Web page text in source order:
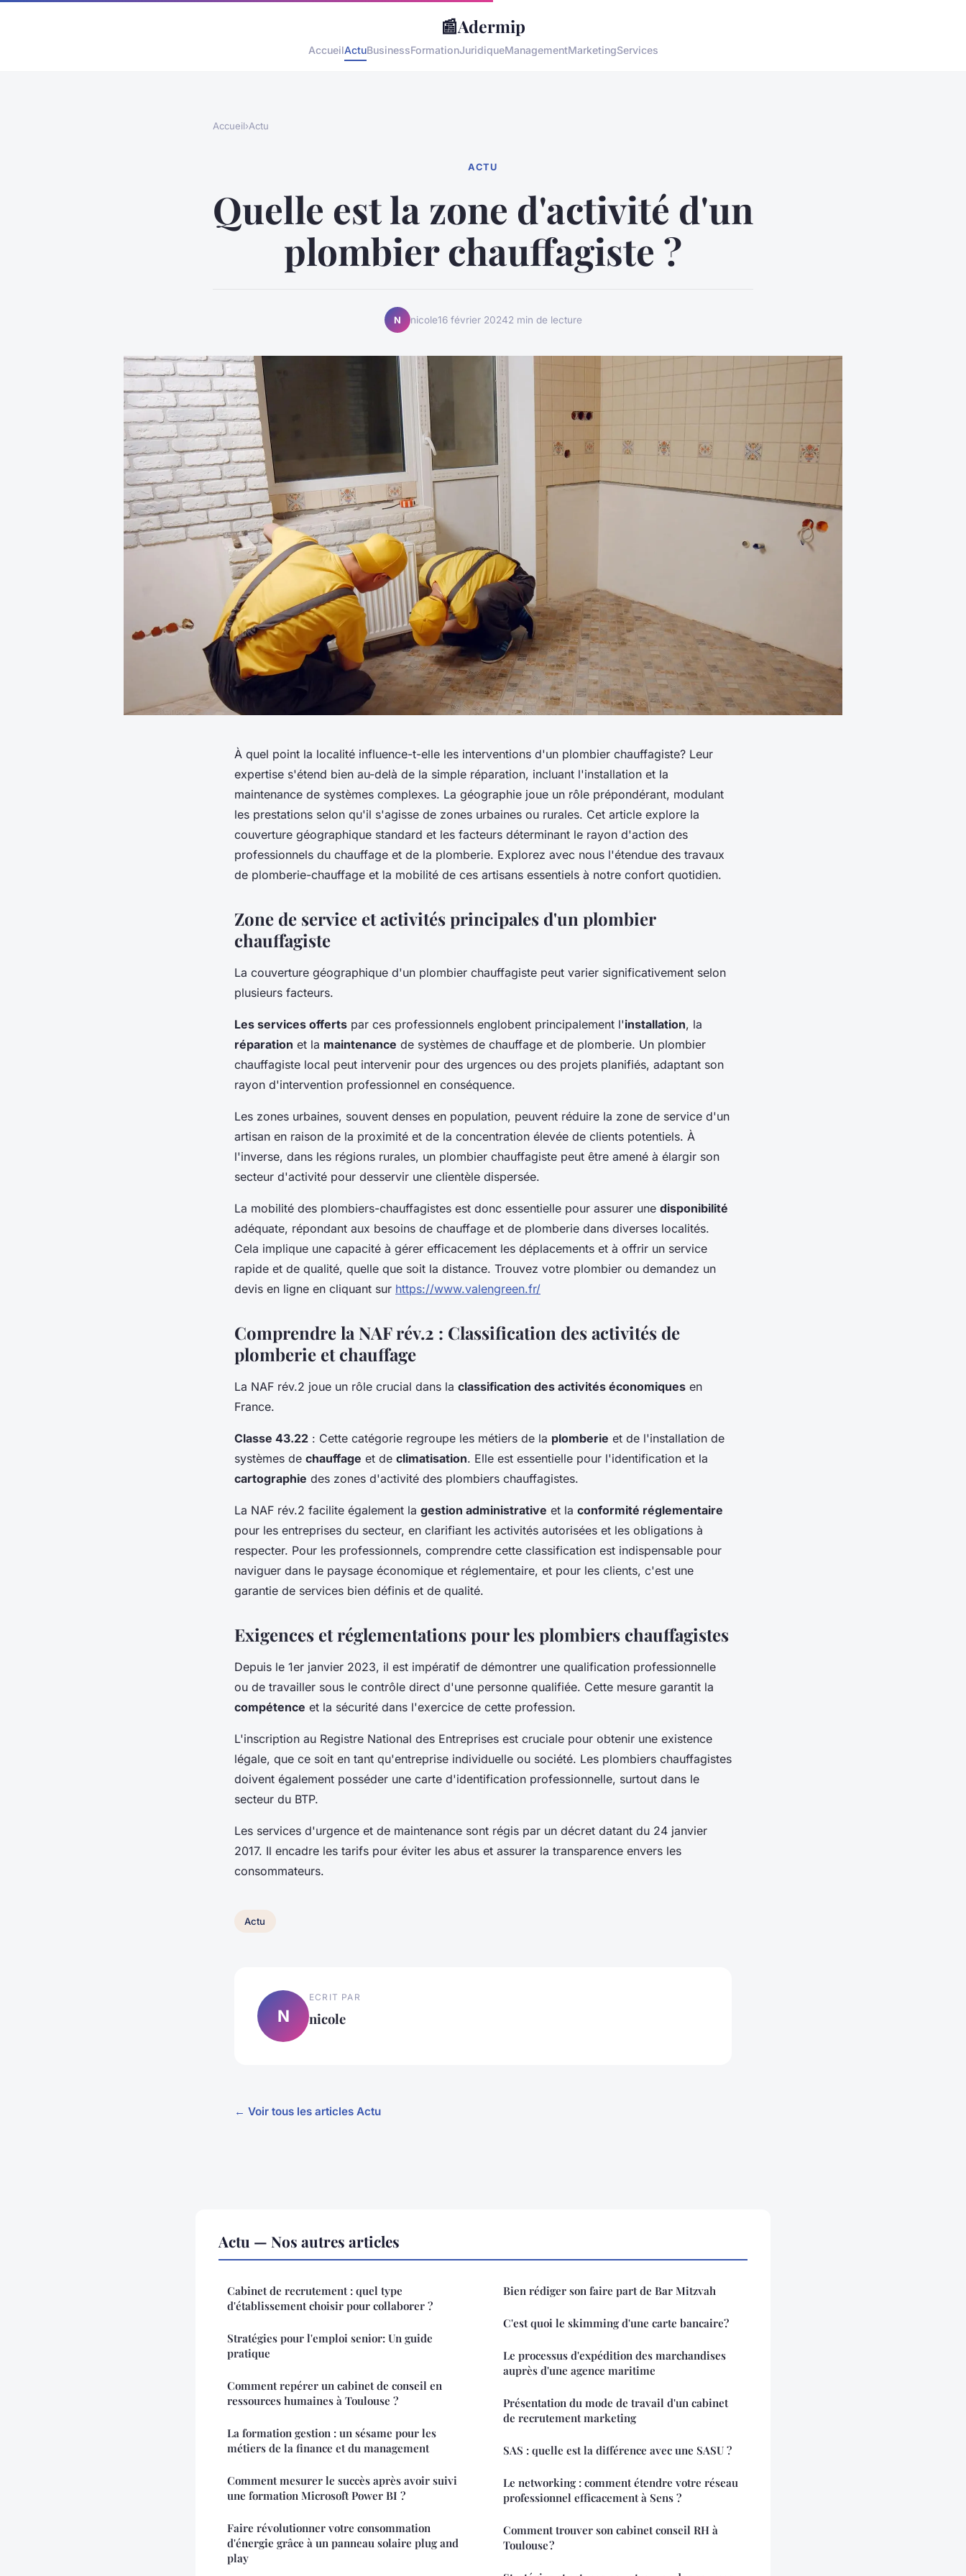
📰Adermip
AccueilActuBusinessFormationJuridiqueManagementMarketingServices
Accueil›Actu
ACTU
Quelle est la zone d'activité d'un
plombier chauffagiste ?
N nicole16 février 20242 min de lecture
À quel point la localité influence-t-elle les interventions d'un plombier chauffagiste? Leur
expertise s'étend bien au-delà de la simple réparation, incluant l'installation et la
maintenance de systèmes complexes. La géographie joue un rôle prépondérant, modulant
les prestations selon qu'il s'agisse de zones urbaines ou rurales. Cet article explore la
couverture géographique standard et les facteurs déterminant le rayon d'action des
professionnels du chauffage et de la plomberie. Explorez avec nous l'étendue des travaux
de plomberie-chauffage et la mobilité de ces artisans essentiels à notre confort quotidien.
Zone de service et activités principales d'un plombier
chauffagiste
La couverture géographique d'un plombier chauffagiste peut varier significativement selon
plusieurs facteurs.
Les services offerts par ces professionnels englobent principalement l'installation, la
réparation et la maintenance de systèmes de chauffage et de plomberie. Un plombier
chauffagiste local peut intervenir pour des urgences ou des projets planifiés, adaptant son
rayon d'intervention professionnel en conséquence.
Les zones urbaines, souvent denses en population, peuvent réduire la zone de service d'un
artisan en raison de la proximité et de la concentration élevée de clients potentiels. À
l'inverse, dans les régions rurales, un plombier chauffagiste peut être amené à élargir son
secteur d'activité pour desservir une clientèle dispersée.
La mobilité des plombiers-chauffagistes est donc essentielle pour assurer une disponibilité
adéquate, répondant aux besoins de chauffage et de plomberie dans diverses localités.
Cela implique une capacité à gérer efficacement les déplacements et à offrir un service
rapide et de qualité, quelle que soit la distance. Trouvez votre plombier ou demandez un
devis en ligne en cliquant sur https://www.valengreen.fr/
Comprendre la NAF rév.2 : Classification des activités de
plomberie et chauffage
La NAF rév.2 joue un rôle crucial dans la classification des activités économiques en
France.
Classe 43.22 : Cette catégorie regroupe les métiers de la plomberie et de l'installation de
systèmes de chauffage et de climatisation. Elle est essentielle pour l'identification et la
cartographie des zones d'activité des plombiers chauffagistes.
La NAF rév.2 facilite également la gestion administrative et la conformité réglementaire
pour les entreprises du secteur, en clarifiant les activités autorisées et les obligations à
respecter. Pour les professionnels, comprendre cette classification est indispensable pour
naviguer dans le paysage économique et réglementaire, et pour les clients, c'est une
garantie de services bien définis et de qualité.
Exigences et réglementations pour les plombiers chauffagistes
Depuis le 1er janvier 2023, il est impératif de démontrer une qualification professionnelle
ou de travailler sous le contrôle direct d'une personne qualifiée. Cette mesure garantit la
compétence et la sécurité dans l'exercice de cette profession.
L'inscription au Registre National des Entreprises est cruciale pour obtenir une existence
légale, que ce soit en tant qu'entreprise individuelle ou société. Les plombiers chauffagistes
doivent également posséder une carte d'identification professionnelle, surtout dans le
secteur du BTP.
Les services d'urgence et de maintenance sont régis par un décret datant du 24 janvier
2017. Il encadre les tarifs pour éviter les abus et assurer la transparence envers les
consommateurs.
Actu
N
ECRIT PAR
nicole
← Voir tous les articles Actu
Actu — Nos autres articles
Cabinet de recrutement : quel type
d'établissement choisir pour collaborer ?
Stratégies pour l'emploi senior: Un guide
pratique
Comment repérer un cabinet de conseil en
ressources humaines à Toulouse ?
La formation gestion : un sésame pour les
métiers de la finance et du management
Comment mesurer le succès après avoir suivi
une formation Microsoft Power BI ?
Faire révolutionner votre consommation
d'énergie grâce à un panneau solaire plug and
play
Bien rédiger son faire part de Bar Mitzvah
C'est quoi le skimming d'une carte bancaire?
Le processus d'expédition des marchandises
auprès d'une agence maritime
Présentation du mode de travail d'un cabinet
de recrutement marketing
SAS : quelle est la différence avec une SASU ?
Le networking : comment étendre votre réseau
professionnel efficacement à Sens ?
Comment trouver son cabinet conseil RH à
Toulouse ?